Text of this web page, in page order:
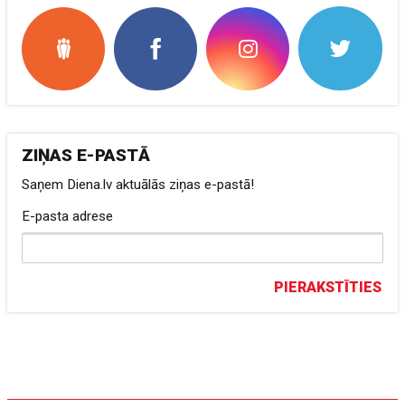
ZIŅAS E-PASTĀ
Saņem Diena.lv aktuālās ziņas e-pastā!
E-pasta adrese
PIERAKSTĪTIES